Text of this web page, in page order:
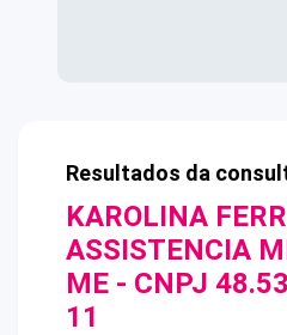
Resultados da
KAROLINA
ASSISTENCIA
ME - CNPJ
11